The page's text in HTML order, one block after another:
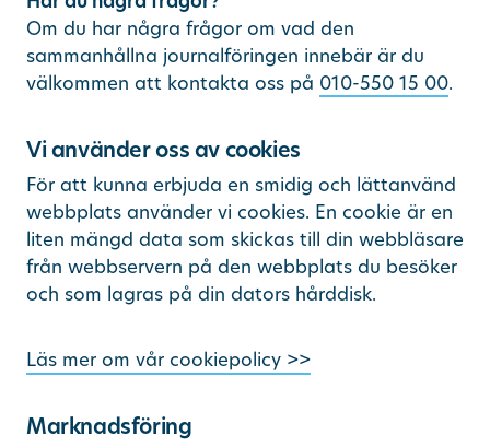
Om du har några frågor om vad den
sammanhållna journalföringen innebär är du
välkommen att kontakta oss på 010-550 15 00.
Vi använder oss av cookies
För att kunna erbjuda en smidig och lättanvänd
webbplats använder vi cookies. En cookie är en
liten mängd data som skickas till din webbläsare
från webbservern på den webbplats du besöker
och som lagras på din dators hårddisk.
Läs mer om vår cookiepolicy >>
Marknadsföring